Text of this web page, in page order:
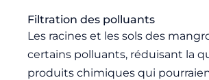
Filtration des polluants
Les racines et les sols des
certains polluants, réduisant la
produits chimiques qui